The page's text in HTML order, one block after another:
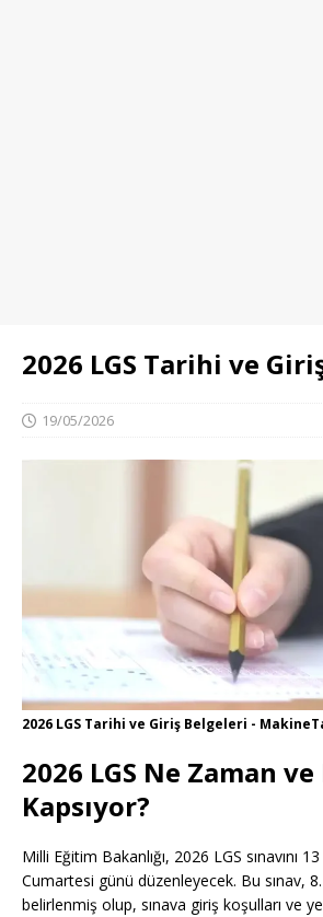
2026 LGS Tarihi ve
19/05/2026
2026 LGS Tarihi ve Giriş Belgeleri -
2026 LGS Ne Zaman
Kapsıyor?
Milli Eğitim Bakanlığı, 2026 LGS sınavını
Cumartesi günü düzenleyecek. Bu sınav, 8.
belirlenmiş olup, sınava giriş koşulları ve